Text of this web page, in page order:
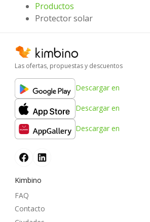
Productos
Protector solar
Las ofertas, propuestas y descuentos
Descargar en
Descargar en
Descargar en
Kimbino
FAQ
Contacto